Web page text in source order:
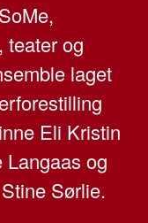
teater og
laget
Eli Kristin
Langaas og
Sørlie.